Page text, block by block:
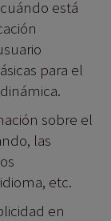
está
para el
sobre el
las
etc.
en